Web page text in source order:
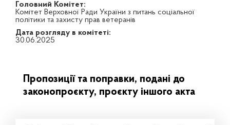
Головний Комітет:
Комітет Верховної Ради України з питань соціальної
політики та захисту прав ветеранів
Дата розгляду в комітеті:
30.06.2025
Пропозиції та поправки, подані до
законопроєкту, проєкту іншого акта